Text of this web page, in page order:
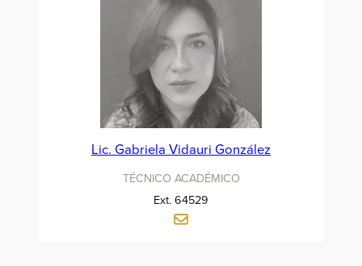
Lic. Gabriela Vidauri González
TÉCNICO ACADÉMICO
Ext. 64529